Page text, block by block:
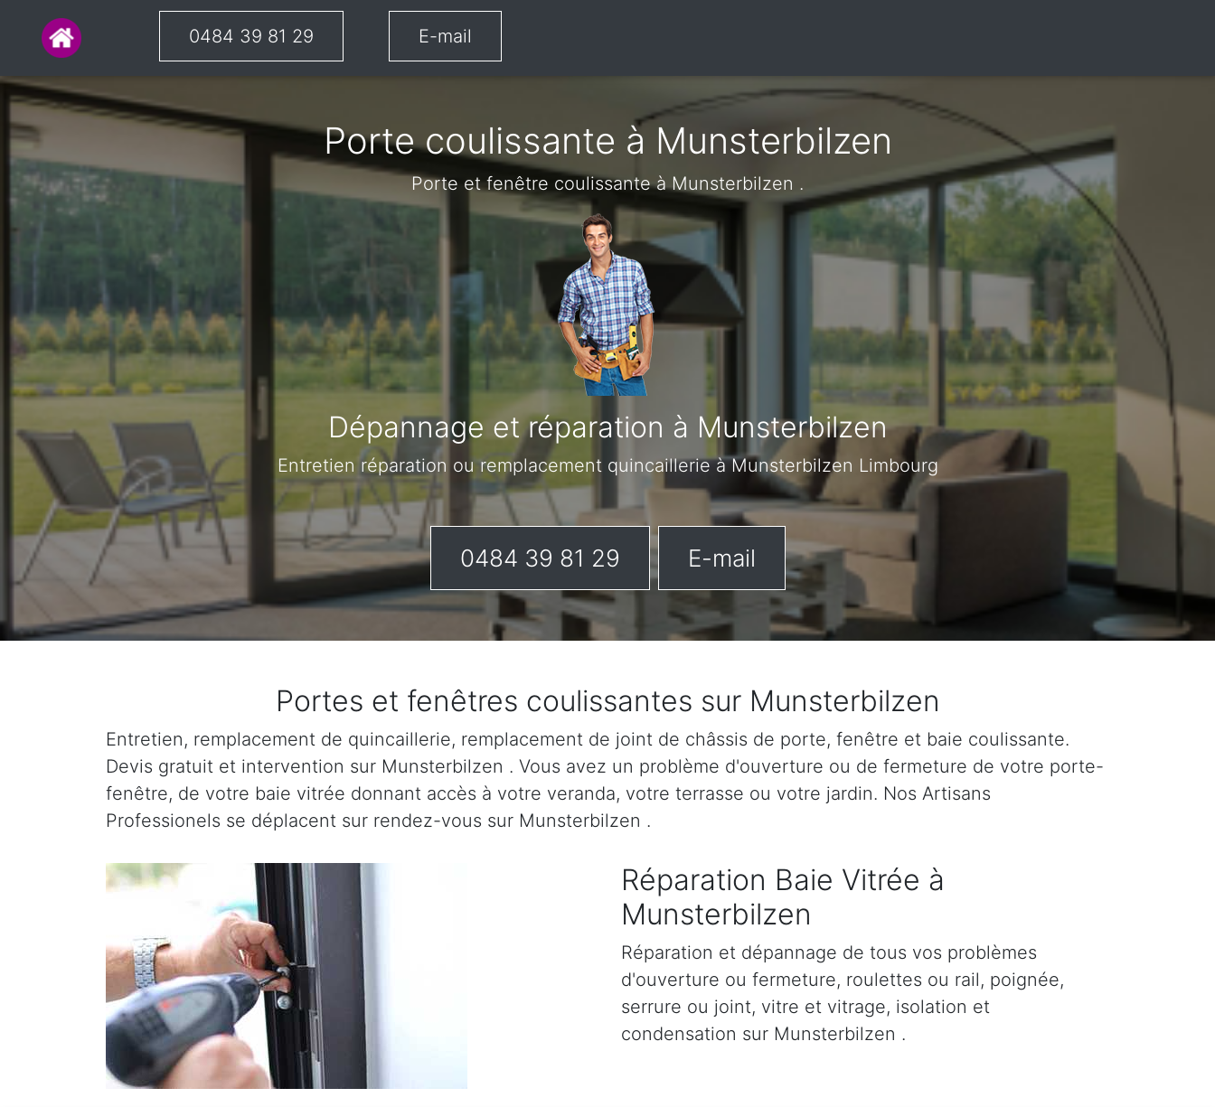
0484 39 81 29 E-mail
Porte coulissante à Munsterbilzen
Porte et fenêtre coulissante à Munsterbilzen .
Dépannage et réparation à Munsterbilzen
Entretien réparation ou remplacement quincaillerie à Munsterbilzen Limbourg
0484 39 81 29 E-mail
Portes et fenêtres coulissantes sur Munsterbilzen
Entretien, remplacement de quincaillerie, remplacement de joint de châssis de porte, fenêtre et baie coulissante.
Devis gratuit et intervention sur Munsterbilzen . Vous avez un problème d'ouverture ou de fermeture de votre porte-
fenêtre, de votre baie vitrée donnant accès à votre veranda, votre terrasse ou votre jardin. Nos Artisans
Professionels se déplacent sur rendez-vous sur Munsterbilzen .
Réparation Baie Vitrée à
Munsterbilzen
Réparation et dépannage de tous vos problèmes
d'ouverture ou fermeture, roulettes ou rail, poignée,
serrure ou joint, vitre et vitrage, isolation et
condensation sur Munsterbilzen .